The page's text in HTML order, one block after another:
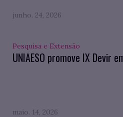
junho. 24, 2026
Pesquisa e Extensão
UNIAESO promove IX Devir
maio. 14, 2026